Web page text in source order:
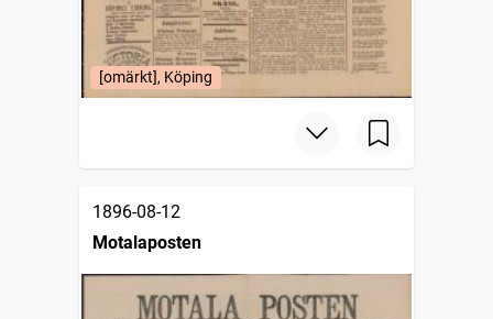
[omärkt], Köping
1896-08-12
Motalaposten